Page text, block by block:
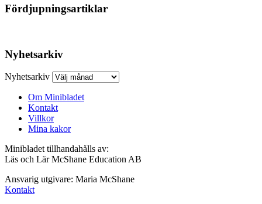
Fördjupningsartiklar
Nyhetsarkiv
Nyhetsarkiv
Om Minibladet
Kontakt
Villkor
Mina kakor
Minibladet tillhandahålls av:
Läs och Lär McShane Education AB
Ansvarig utgivare: Maria McShane
Kontakt